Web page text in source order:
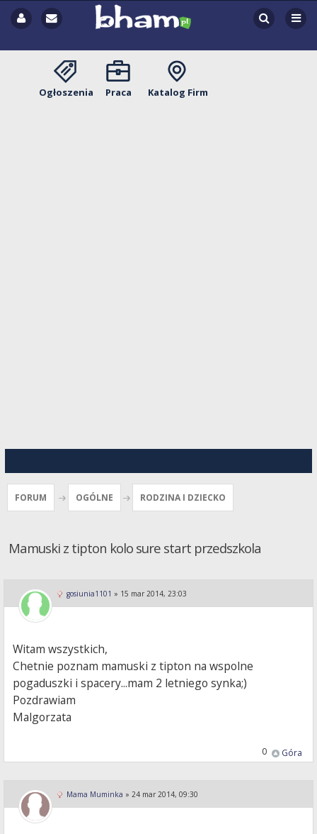
Ogłoszenia Praca Katalog Firm
FORUM OGÓLNE RODZINA I DZIECKO
Mamuski z tipton kolo sure start przedszkola
gosiunia1101 » 15 mar 2014, 23:03
Witam wszystkich,
Chetnie poznam mamuski z tipton na wspolne
pogaduszki i spacery...mam 2 letniego synka;)
Pozdrawiam
Malgorzata
Góra
0
Mama Muminka » 24 mar 2014, 09:30